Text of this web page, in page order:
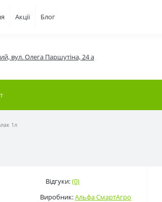
Акції Блог
вул. Олега Паршутіна, 24 а
1л
Відгуки:(0)
Виробник:Альфа СмартАгро